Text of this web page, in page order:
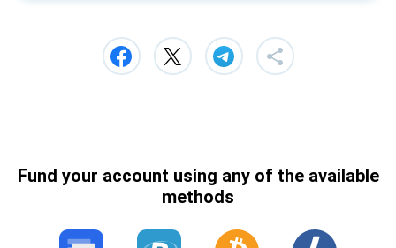
Fund your account using any of the available
methods